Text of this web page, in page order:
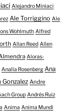
Alejandro Miniaci
Ale Torriggino Ale
Wohlmuth Alfred
Allan Reed Allen
Aloras-
Analía Rosenberg Ana
Gonzalez Andre
Group Andrés Ruiz
Anima Anima Mundi